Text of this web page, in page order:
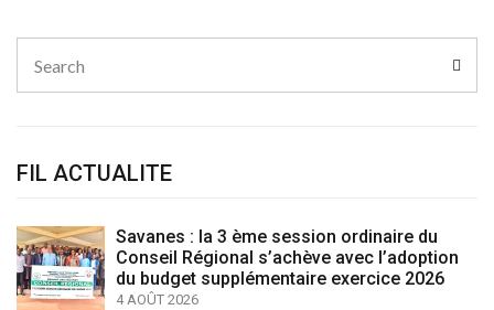
for:
FIL ACTUALITE
Savanes : la 3 ème session ordinaire du
Conseil Régional s’achève avec l’adoption
du budget supplémentaire exercice 2026
4 AOÛT 2026